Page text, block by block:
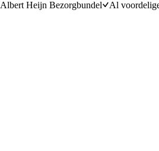
Albert Heijn Bezorgbundel Al